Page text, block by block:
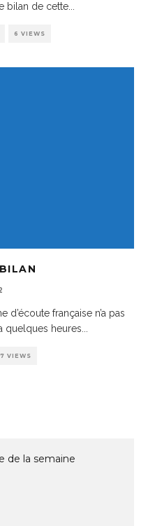
bilan de cette...
6 VIEWS
d’écoute française n’a pas
quelques heures
7 VIEWS
de la semaine